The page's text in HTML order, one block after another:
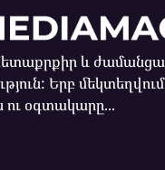
և
Երբ
ու օգտակարը...